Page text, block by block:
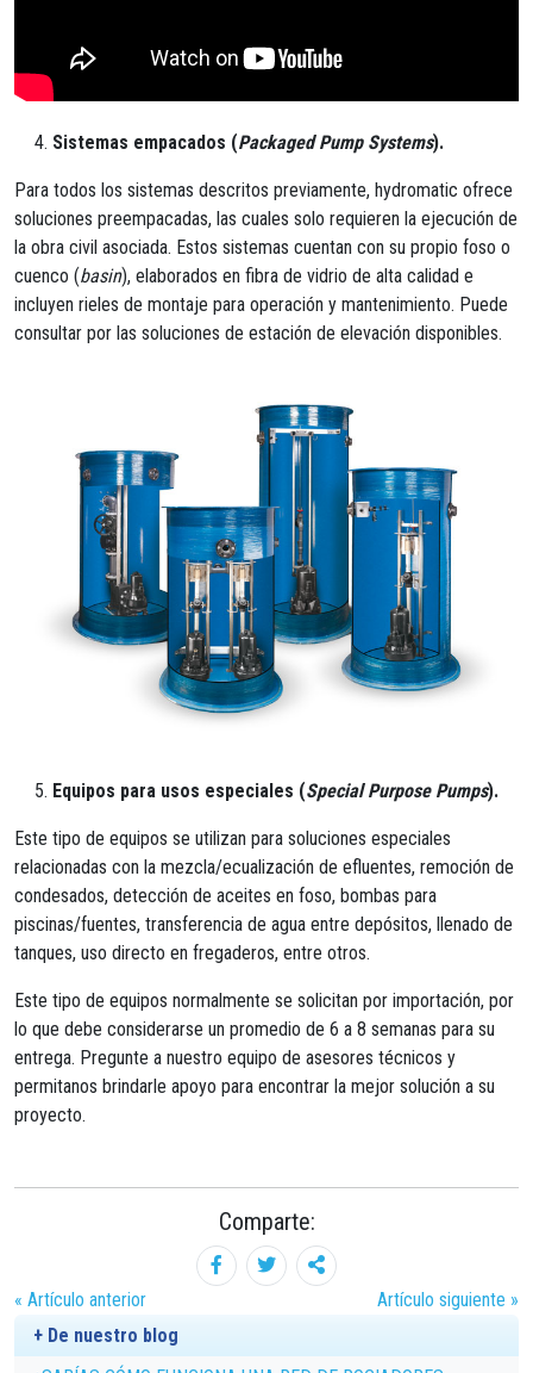
Sistemas empacados (Packaged Pump Systems).
Para todos los sistemas descritos previamente, hydromatic ofrece
soluciones preempacadas, las cuales solo requieren la ejecución de
la obra civil asociada. Estos sistemas cuentan con su propio foso o
cuenco (basin), elaborados en fibra de vidrio de alta calidad e
incluyen rieles de montaje para operación y mantenimiento. Puede
consultar por las soluciones de estación de elevación disponibles.
Equipos para usos especiales (Special Purpose Pumps).
Este tipo de equipos se utilizan para soluciones especiales
relacionadas con la mezcla/ecualización de efluentes, remoción de
condesados, detección de aceites en foso, bombas para
piscinas/fuentes, transferencia de agua entre depósitos, llenado de
tanques, uso directo en fregaderos, entre otros.
Este tipo de equipos normalmente se solicitan por importación, por
lo que debe considerarse un promedio de 6 a 8 semanas para su
entrega. Pregunte a nuestro equipo de asesores técnicos y
permitanos brindarle apoyo para encontrar la mejor solución a su
proyecto.
Comparte:
« Artículo anterior
Artículo siguiente »
+ De nuestro blog